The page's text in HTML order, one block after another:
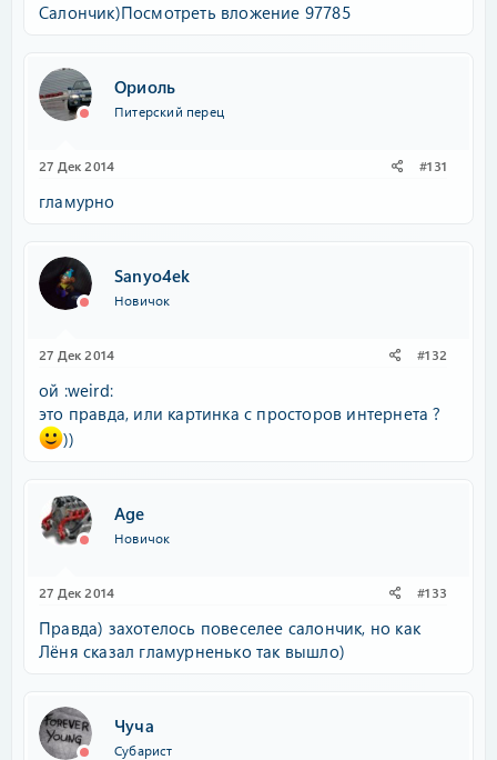
Салончик)Посмотреть вложение 97785
Ориоль
Питерский перец
27 Дек 2014 #131
гламурно
Sanyo4ek
Новичок
27 Дек 2014 #132
ой :weird:
это правда, или картинка с просторов интернета ?
))
Age
Новичок
27 Дек 2014 #133
Правда) захотелось повеселее салончик, но как
Лёня сказал гламурненько так вышло)
Чуча
Субарист